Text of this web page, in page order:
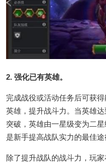
2. 强化已有英雄。
完成战役或活动任务后可获
英雄，提升战斗力。当英雄
突破，英雄由一星级变为二
是新手提高战队实力的最佳途
除了提升战队的战斗力，玩